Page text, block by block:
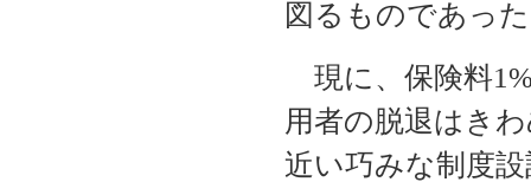
図るものであっ
現に、保険料
用者の脱退はき
近い巧みな制度